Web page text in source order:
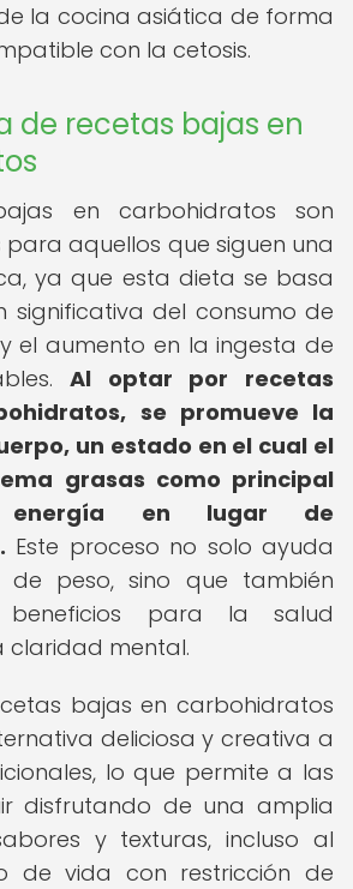
la cocina asiática de forma
con la cetosis.
de recetas bajas en
en carbohidratos son
aquellos que siguen una
ya que esta dieta se basa
significativa del consumo de
el aumento en la ingesta de
Al optar por recetas
se promueve la
un estado en el cual el
grasas como principal
en lugar de
Este proceso no solo ayuda
peso, sino que también
para la salud
claridad mental.
bajas en carbohidratos
deliciosa y creativa a
lo que permite a las
disfrutando de una amplia
y texturas, incluso al
de vida con restricción de